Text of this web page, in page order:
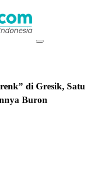
di Gresik, Satu
Buron